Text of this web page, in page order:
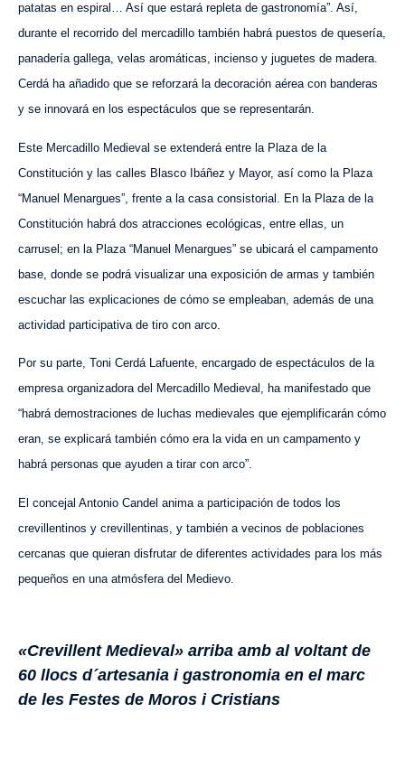
patatas en espiral… Así que estará repleta de gastronomía”. Así,
durante el recorrido del mercadillo también habrá puestos de quesería,
panadería gallega, velas aromáticas, incienso y juguetes de madera.
Cerdá ha añadido que se reforzará la decoración aérea con banderas
y se innovará en los espectáculos que se representarán.
Este Mercadillo Medieval se extenderá entre la Plaza de la
Constitución y las calles Blasco Ibáñez y Mayor, así como la Plaza
“Manuel Menargues”, frente a la casa consistorial. En la Plaza de la
Constitución habrá dos atracciones ecológicas, entre ellas, un
carrusel; en la Plaza “Manuel Menargues” se ubicará el campamento
base, donde se podrá visualizar una exposición de armas y también
escuchar las explicaciones de cómo se empleaban, además de una
actividad participativa de tiro con arco.
Por su parte, Toni Cerdá Lafuente, encargado de espectáculos de la
empresa organizadora del Mercadillo Medieval, ha manifestado que
“habrá demostraciones de luchas medievales que ejemplificarán cómo
eran, se explicará también cómo era la vida en un campamento y
habrá personas que ayuden a tirar con arco”.
El concejal Antonio Candel anima a participación de todos los
crevillentinos y crevillentinas, y también a vecinos de poblaciones
cercanas que quieran disfrutar de diferentes actividades para los más
pequeños en una atmósfera del Medievo.
«Crevillent Medieval» arriba amb al voltant de
60 llocs d´artesania i gastronomia en el marc
de les Festes de Moros i Cristians